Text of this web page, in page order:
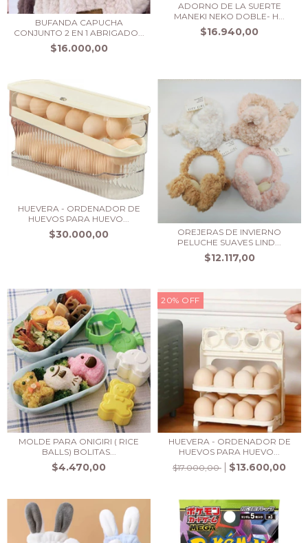
BUFANDA CAPUCHA
CONJUNTO 2 EN 1 ABRIGADO...
$16.000,00
ADORNO DE LA SUERTE
MANEKI NEKO DOBLE- H...
$16.940,00
HUEVERA - ORDENADOR DE
HUEVOS PARA HUEVO...
$30.000,00
OREJERAS DE INVIERNO
PELUCHE SUAVES LIND...
$12.117,00
MOLDE PARA ONIGIRI ( RICE
BALLS) BOLITAS...
$4.470,00
20% OFF
HUEVERA - ORDENADOR DE
HUEVOS PARA HUEVO...
$17.000,00
$13.600,00